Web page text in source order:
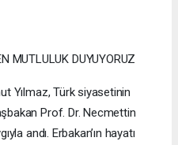
MUTLULUK DUYUYORUZ
Yılmaz, Türk siyasetinin
Prof. Dr. Necmettin
andı. Erbakan’ın hayatı